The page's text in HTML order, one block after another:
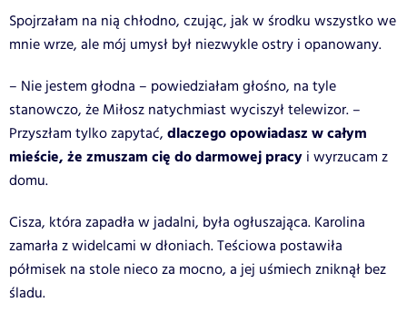
Spojrzałam na nią chłodno, czując, jak w środku wszystko we
mnie wrze, ale mój umysł był niezwykle ostry i opanowany.
– Nie jestem głodna – powiedziałam głośno, na tyle
stanowczo, że Miłosz natychmiast wyciszył telewizor. –
Przyszłam tylko zapytać, dlaczego opowiadasz w całym
mieście, że zmuszam cię do darmowej pracy i wyrzucam z
domu.
Cisza, która zapadła w jadalni, była ogłuszająca. Karolina
zamarła z widelcami w dłoniach. Teściowa postawiła
półmisek na stole nieco za mocno, a jej uśmiech zniknął bez
śladu.